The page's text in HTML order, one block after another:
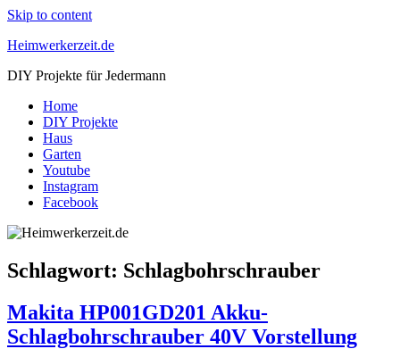
Skip to content
Heimwerkerzeit.de
DIY Projekte für Jedermann
Home
DIY Projekte
Haus
Garten
Youtube
Instagram
Facebook
Schlagwort: Schlagbohrschrauber
Makita HP001GD201 Akku-
Schlagbohrschrauber 40V Vorstellung